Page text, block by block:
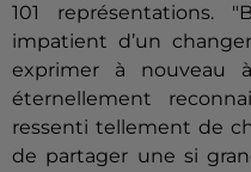
101
impatient d’un
exprimer à nouveau
éternellement
ressenti tellement de
de partager une si